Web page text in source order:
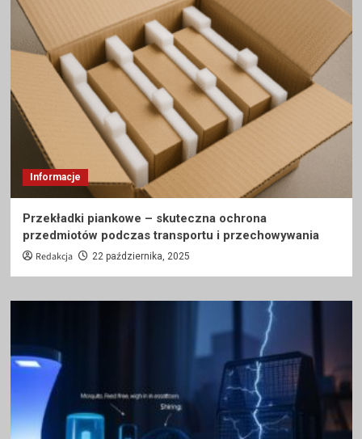
Informacje
Przekładki piankowe – skuteczna ochrona
przedmiotów podczas transportu i przechowywania
Redakcja 22 października, 2025